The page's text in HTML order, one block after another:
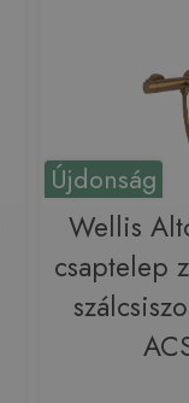
Újdonság
Wellis
csaptelep